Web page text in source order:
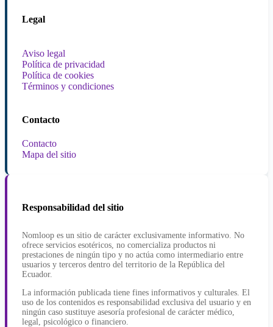
Legal
Aviso legal
Política de privacidad
Política de cookies
Términos y condiciones
Contacto
Contacto
Mapa del sitio
Responsabilidad del sitio
Nomloop es un sitio de carácter exclusivamente informativo. No
ofrece servicios esotéricos, no comercializa productos ni
prestaciones de ningún tipo y no actúa como intermediario entre
usuarios y terceros dentro del territorio de la República del
Ecuador.
La información publicada tiene fines informativos y culturales. El
uso de los contenidos es responsabilidad exclusiva del usuario y en
ningún caso sustituye asesoría profesional de carácter médico,
legal, psicológico o financiero.